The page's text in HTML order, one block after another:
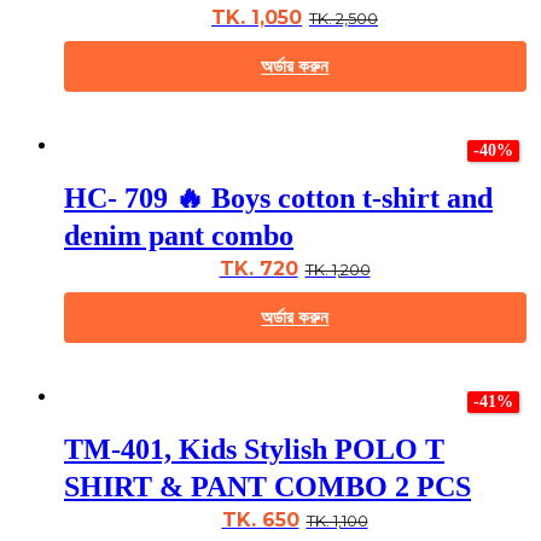
be
TK. 1,050 TK. 2,500
অর্ডার করুন
variants.
The
options
be
-40%
HC- 709 🔥 Boys cotton t-shirt and
denim pant combo
TK. 720 TK. 1,200
অর্ডার করুন
variants.
The
options
-41%
TM-401, Kids Stylish POLO T
SHIRT & PANT COMBO 2 PCS
TK. 650 TK. 1,100